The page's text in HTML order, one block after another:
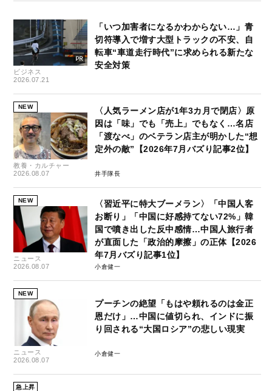
ビジネス
2026.07.21
「いつ加害者になるかわからない…」青
切符導入で増す大型トラックの不安、自
転車“車道走行時代”に求められる新たな
安全対策
NEW
教養・カルチャー
2026.08.07
〈人気ラーメン店が1年3カ月で閉店〉原
因は「味」でも「売上」でもなく…名店
「渡なべ」のベテラン店主が明かした“想
定外の敵”【2026年7月バズり記事2位】
井手隊長
NEW
ニュース
2026.08.07
〈習近平に特大ブーメラン〉「中国人客
お断り」「中国に好感持てない72%」韓
国で噴き出した反中感情…中国人旅行者
が直面した「政治的摩擦」の正体【2026
年7月バズり記事1位】
小倉健一
NEW
ニュース
2026.08.07
プーチンの絶望「もはや頼れるのは金正
恩だけ」…中国に値切られ、インドに振
り回される“大国ロシア”の悲しい現実
小倉健一
急上昇